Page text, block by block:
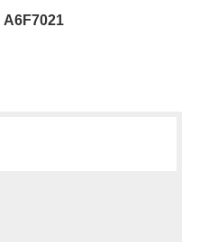
A6F7021